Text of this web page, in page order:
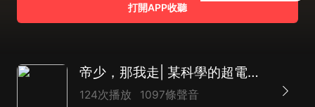
打開APP收聽
帝少，那我走| 某科學的超電磁之重生女學霸| 爆笑捉鬼| 克蘇魯|多人有聲劇
124次播放 1097條聲音